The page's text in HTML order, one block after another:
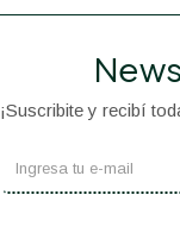
¡Suscribite y recibí